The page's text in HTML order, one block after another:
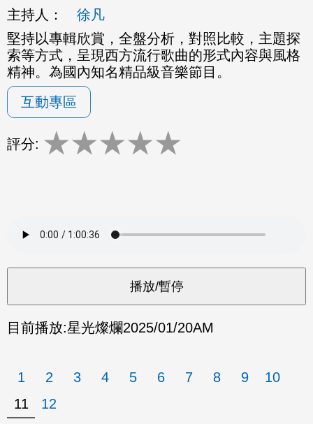
主持人：
徐凡
堅持以專輯欣賞，全盤分析，對照比較，主題探
索等方式，呈現西方流行歌曲的形式內容與風格
精神。為國內知名精品級音樂節目。
互動專區
評分: ★★★★★
目前播放:星光燦爛2025/01/20AM
1 2 3 4 5 6 7 8 9
10
11
12